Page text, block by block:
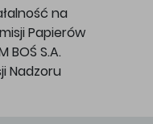
na
Papierów
BOŚ S.A.
Nadzoru